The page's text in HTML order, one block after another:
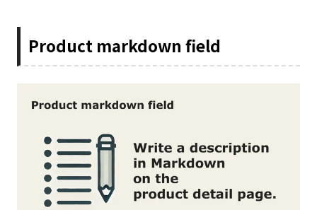
Product markdown field